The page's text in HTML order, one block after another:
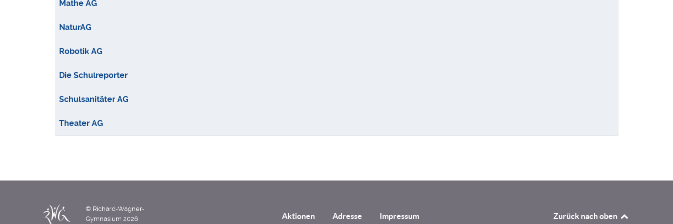
Mathe AG
NaturAG
Robotik AG
Die Schulreporter
Schulsanitäter AG
Theater AG
© Richard-Wagner-
Gymnasium 2026
Aktionen Adresse Impressum Zurück nach oben